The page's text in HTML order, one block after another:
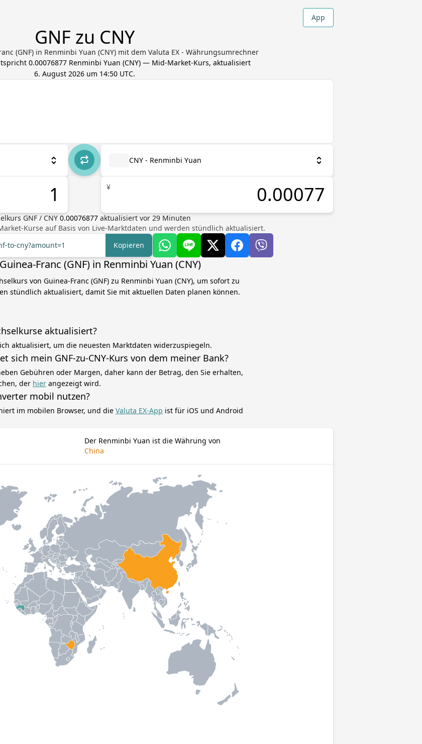
App
GNF zu CNY
(GNF) in Renminbi Yuan (CNY) mit dem Valuta EX - Währungsumrechner
0.00076877 Renminbi Yuan (CNY) — Mid-Market-Kurs, aktualisiert
6. August 2026 um 14:50 UTC.
CNY - Renminbi Yuan
¥
GNF/ CNY 0.00076877 aktualisiert vor 29Minuten
Kurse auf Basis von Live-Marktdaten und werden stündlich aktualisiert.
to-cny?amount=1
Kopieren
Franc (GNF) in Renminbi Yuan (CNY)
von Guinea-Franc (GNF) zu Renminbi Yuan (CNY), um sofort zu
stündlich aktualisiert, damit Sie mit aktuellen Daten planen können.
aktualisiert?
aktualisiert, um die neuesten Marktdaten widerzuspiegeln.
sich mein GNF-zu-CNY-Kurs von dem meiner Bank?
Gebühren oder Margen, daher kann der Betrag, den Sie erhalten,
der hier angezeigt wird.
mobil nutzen?
im mobilen Browser, und die Valuta EX-App ist für iOS und Android
Der Renminbi Yuan ist die Währung von
China